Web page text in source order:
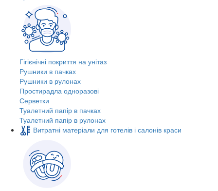
Гігієнічні покриття на унітаз
Рушники в пачках
Рушники в рулонах
Простирадла одноразові
Серветки
Туалетний папір в пачках
Туалетний папір в рулонах
Витратні матеріали для готелів і салонів краси